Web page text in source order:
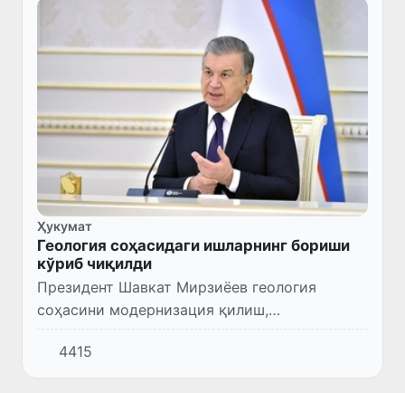
Ҳукумат
Геология соҳасидаги ишларнинг бориши
кўриб чиқилди
Президент Шавкат Мирзиёев геология
соҳасини модернизация қилиш,
инвестициялар жалб этиш ҳамда геология-
қидирув ишларини кенгайтириш масалалари
бўйича йиғилиш ўтказди.
4415